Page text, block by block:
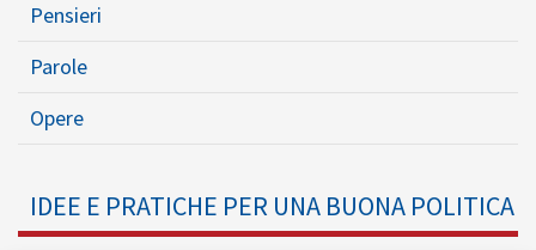
Pensieri
Parole
Opere
IDEE E PRATICHE PER UNA BUONA POLITICA